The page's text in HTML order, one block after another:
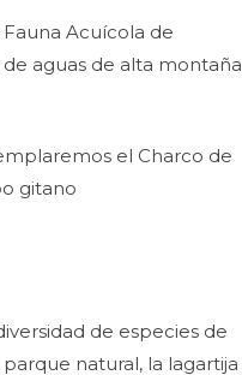
Acuícola de
aguas de alta montaña
el Charco de
gitano
de especies de
natural, la lagartija